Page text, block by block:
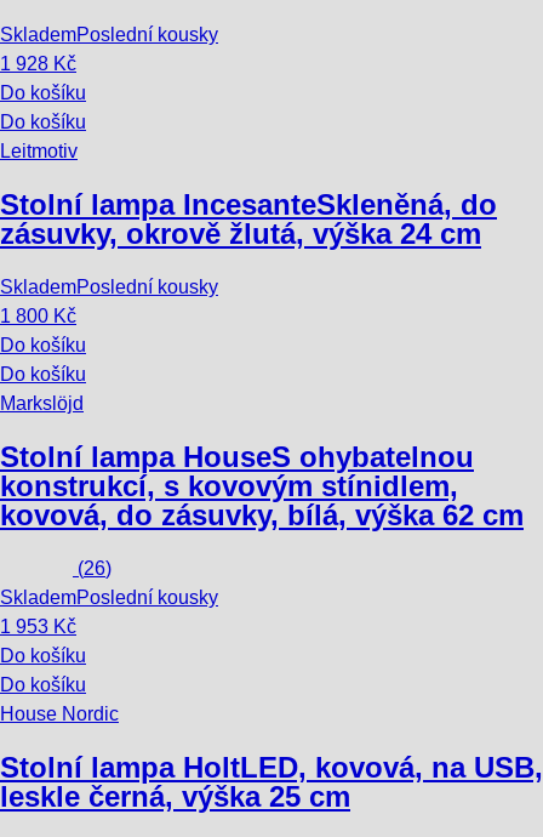
SklademPoslední kousky
1 928 Kč
Do košíku
Do košíku
Leitmotiv
Stolní lampa IncesanteSkleněná, do
zásuvky, okrově žlutá, výška 24 cm
SklademPoslední kousky
1 800 Kč
Do košíku
Do košíku
Markslöjd
Stolní lampa HouseS ohybatelnou
konstrukcí, s kovovým stínidlem,
kovová, do zásuvky, bílá, výška 62 cm
(26)
SklademPoslední kousky
1 953 Kč
Do košíku
Do košíku
House Nordic
Stolní lampa HoltLED, kovová, na USB,
leskle černá, výška 25 cm